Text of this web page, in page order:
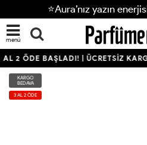
⭐Aura’nız yazın
menü
2 ÖDE BAŞLADI! | ÜCRETSİZ
KARGO
BEDAVA
3 AL 2 ÖDE